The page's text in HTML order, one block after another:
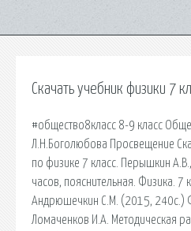
Скачать учебник физики 7
#общество8класс 8-9 класс
Л.Н.Боголюбова Просвещение
по физике 7 класс. Перышкин
часов, пояснительная. Физика. 7
Андрюшечкин С.М. (2015, 240с.)
Ломаченков И.А. Методическая